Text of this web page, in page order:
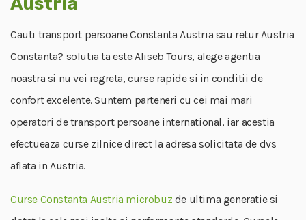
Cauti transport persoane Constanta Austria sau retur Austria
Constanta? solutia ta este Aliseb Tours, alege agentia
noastra si nu vei regreta, curse rapide si in conditii de
confort excelente. Suntem parteneri cu cei mai mari
operatori de transport persoane international, iar acestia
efectueaza curse zilnice direct la adresa solicitata de dvs
aflata in Austria.
Curse Constanta Austria microbuz de ultima generatie si